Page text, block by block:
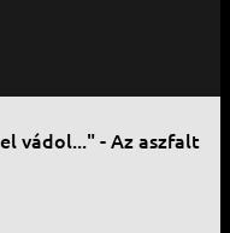
vádol..." - Az aszfalt